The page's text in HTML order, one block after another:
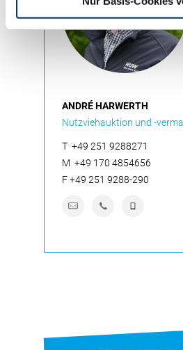
ANDRÉ HARWERTH
Nutzviehauktion und -
T +49 251 9288271
M +49 170 4854656
F+49 251 9288-290